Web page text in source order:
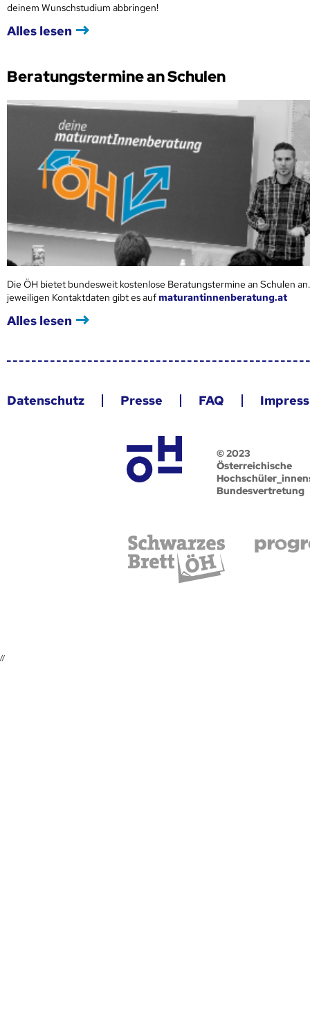
deinem Wunschstudium abbringen!
Alles lesen
Beratungstermine an Schulen
Die ÖH bietet bundesweit kostenlose Beratungstermine an Schulen
jeweiligen Kontaktdaten gibt es aufmaturantinnenberatung.at
Alles lesen
Datenschutz Presse FAQ
© 2023
Österreichische
Bundesvertretung
//